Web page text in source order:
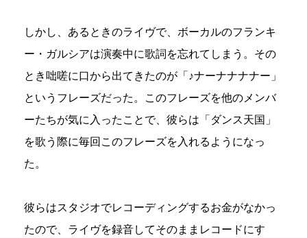
しかし、あるときのライヴで、ボーカルのフランキ
ー・ガルシアは演奏中に歌詞を忘れてしまう。その
とき咄嗟に口から出てきたのが「♪ナーナナナナー」
というフレーズだった。このフレーズを他のメンバ
ーたちが気に入ったことで、彼らは「ダンス天国」
を歌う際に毎回このフレーズを入れるようになっ
た。
彼らはスタジオでレコーディングするお金がなかっ
たので、ライヴを録音してそのままレコードにす